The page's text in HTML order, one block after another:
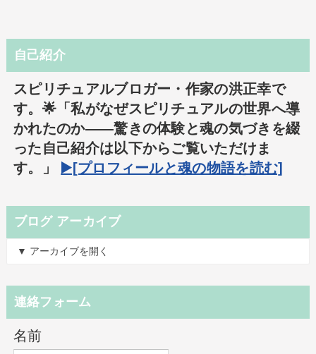
自己紹介
スピリチュアルブロガー・作家の洪正幸で
す。🌟「私がなぜスピリチュアルの世界へ導
かれたのか――驚きの体験と魂の気づきを綴
った自己紹介は以下からご覧いただけま
す。」 ▶️[プロフィールと魂の物語を読む]
ブログ アーカイブ
▼ アーカイブを開く
連絡フォーム
名前